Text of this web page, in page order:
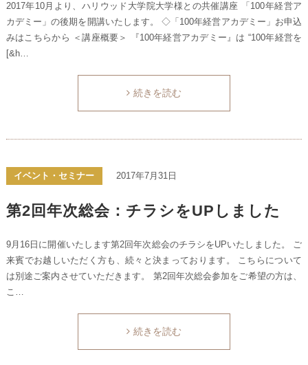
2017年10月より、ハリウッド大学院大学様との共催講座 「100年経営ア
カデミー」の後期を開講いたします。 ◇「100年経営アカデミー」お申込
みはこちらから ＜講座概要＞ 『100年経営アカデミー』は “100年経営を
[&h…
続きを読む
イベント・セミナー 2017年7月31日
第2回年次総会：チラシをUPしました
9月16日に開催いたします第2回年次総会のチラシをUPいたしました。 ご
来賓でお越しいただく方も、続々と決まっております。 こちらについて
は別途ご案内させていただきます。 第2回年次総会参加をご希望の方は、
こ…
続きを読む